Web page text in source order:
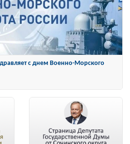
Орденом «За заслуги перед